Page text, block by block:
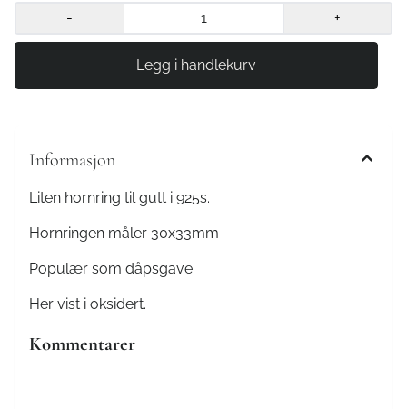
- +
Informasjon
Liten hornring til gutt i 925s.
Hornringen måler 30x33mm
Populær som dåpsgave.
Her vist i oksidert.
Kommentarer